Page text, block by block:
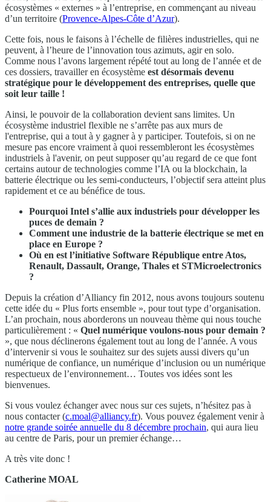
écosystèmes « externes » à l’entreprise, en commençant au niveau
d’un territoire (Provence-Alpes-Côte d’Azur).
Cette fois, nous le faisons à l’échelle de filières industrielles, qui ne
peuvent, à l’heure de l’innovation tous azimuts, agir en solo.
Comme nous l’avons largement répété tout au long de l’année et de
ces dossiers, travailler en écosystème est désormais devenu
stratégique pour le développement des entreprises, quelle que
soit leur taille !
Ainsi, le pouvoir de la collaboration devient sans limites. Un
écosystème industriel flexible ne s’arrête pas aux murs de
l'entreprise, qui a tout à y gagner à y participer. Toutefois, si on ne
mesure pas encore vraiment à quoi ressembleront les écosystèmes
industriels à l'avenir, on peut supposer qu’au regard de ce que font
certains autour de technologies comme l’IA ou la blockchain, la
batterie électrique ou les semi-conducteurs, l’objectif sera atteint plus
rapidement et ce au bénéfice de tous.
Pourquoi Intel s’allie aux industriels pour développer les
puces de demain ?
Comment une industrie de la batterie électrique se met en
place en Europe ?
Où en est l’initiative Software République entre Atos,
Renault, Dassault, Orange, Thales et STMicroelectronics
?
Depuis la création d’Alliancy fin 2012, nous avons toujours soutenu
cette idée du « Plus forts ensemble », pour tout type d’organisation.
L’an prochain, nous aborderons un nouveau thème qui nous touche
particulièrement : « Quel numérique voulons-nous pour demain ?
», que nous déclinerons également tout au long de l’année. A vous
d’intervenir si vous le souhaitez sur des sujets aussi divers qu’un
numérique de confiance, un numérique d’inclusion ou un numérique
respectueux de l’environnement… Toutes vos idées sont les
bienvenues.
Si vous voulez échanger avec nous sur ces sujets, n’hésitez pas à
nous contacter (c.moal@alliancy.fr). Vous pouvez également venir à
notre grande soirée annuelle du 8 décembre prochain, qui aura lieu
au centre de Paris, pour un premier échange…
A très vite donc !
Catherine MOAL